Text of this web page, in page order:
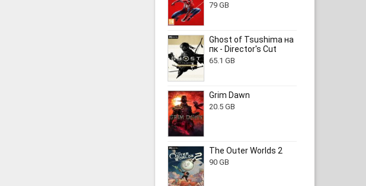
79 GB
Ghost of Tsushima на
пк - Director's Cut
65.1 GB
Grim Dawn
20.5 GB
The Outer Worlds 2
90 GB